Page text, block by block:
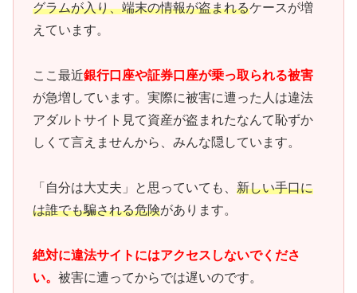
グラムが入り、端末の情報が盗まれるケースが増
えています。
ここ最近銀行口座や証券口座が乗っ取られる被害
が急増しています。実際に被害に遭った人は違法
アダルトサイト見て資産が盗まれたなんて恥ずか
しくて言えませんから、みんな隠しています。
「自分は大丈夫」と思っていても、 新しい手口に
は誰でも騙される危険があります。
絶対に違法サイトにはアクセスしないでくださ
い。 被害に遭ってからでは遅いのです。